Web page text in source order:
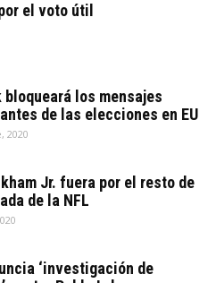
el voto útil
bloqueará los mensajes
de las elecciones en EU
2020
Jr. fuera por el resto de
de la NFL
‘investigación de